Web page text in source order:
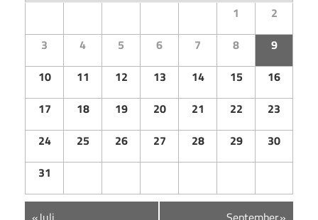
1
2
3
4 5 6 7 8
9
10
11 12 13 14 15
16
17
18 19 20 21 22
23
24
25 26 27 28 29
30
31
Kalender